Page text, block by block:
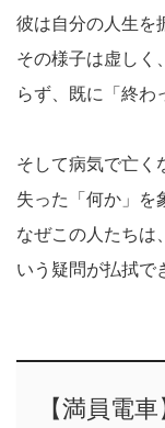
彼は自分の人生を
その様子は虚しく
らず、既に「終わ
そして病気で亡く
失った「何か」を
なぜこの人たちは
いう疑問が払拭で
【満員電